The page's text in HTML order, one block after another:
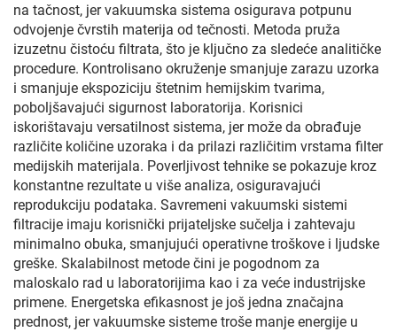
na tačnost, jer vakuumska sistema osigurava potpunu
odvojenje čvrstih materija od tečnosti. Metoda pruža
izuzetnu čistoću filtrata, što je ključno za sledeće analitičke
procedure. Kontrolisano okruženje smanjuje zarazu uzorka
i smanjuje ekspoziciju štetnim hemijskim tvarima,
poboljšavajući sigurnost laboratorija. Korisnici
iskorištavaju versatilnost sistema, jer može da obrađuje
različite količine uzoraka i da prilazi različitim vrstama filter
medijskih materijala. Poverljivost tehnike se pokazuje kroz
konstantne rezultate u više analiza, osiguravajući
reprodukciju podataka. Savremeni vakuumski sistemi
filtracije imaju korisnički prijateljske sučelja i zahtevaju
minimalno obuka, smanjujući operativne troškove i ljudske
greške. Skalabilnost metode čini je pogodnom za
maloskalo rad u laboratorijima kao i za veće industrijske
primene. Energetska efikasnost je još jedna značajna
prednost, jer vakuumske sisteme troše manje energije u